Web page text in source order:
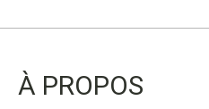
À PROPOS